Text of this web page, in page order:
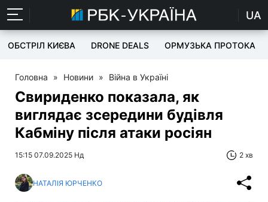
UA
ОБСТРІЛ КИЄВА DRONE DEALS ОРМУЗЬКА ПРОТОКА
Головна » Новини » Війна в Україні
Свириденко показала, як
виглядає зсередини будівля
Кабміну після атаки росіян
15:15 07.09.2025 Нд 2 хв
НАТАЛІЯ ЮРЧЕНКО